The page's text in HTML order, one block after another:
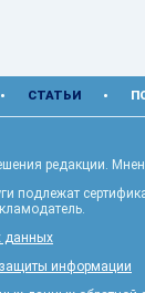
СТАТЬИ
редакции.
подлежат
данных
информации